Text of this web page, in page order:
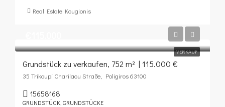
Real Estate Kougionis
VERKAUF
Grundstück zu verkaufen, 752 m² | 115.000 €
35 Trikoupi Charilaou Straße, Poligiros 63100
15658168
GRUNDSTÜCK, GRUNDSTÜCKE